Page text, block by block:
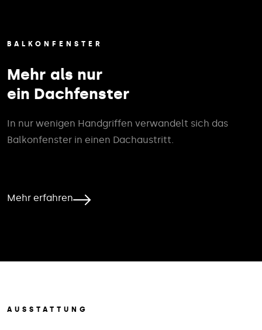
BALKONFENSTER
Mehr als nur
ein Dachfenster
In nur wenigen Handgriffen verwandelt sich das
Balkonfenster in einen Dachaustritt.
Mehr erfahren
AUSSTATTUNG